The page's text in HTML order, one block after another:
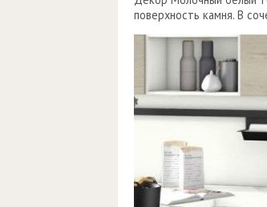
поверхность камня. В